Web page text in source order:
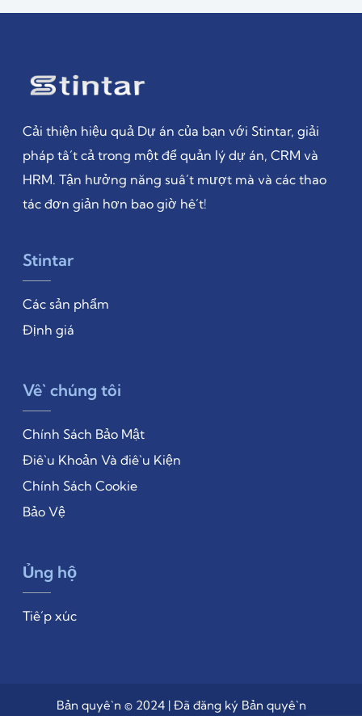
Cải thiện hiệu quả Dự án của bạn với Stintar, giải
pháp tất cả trong một để quản lý dự án, CRM và
HRM. Tận hưởng năng suất mượt mà và các thao
tác đơn giản hơn bao giờ hết!
Stintar
Các sản phẩm
Định giá
Về chúng tôi
Chính Sách Bảo Mật
Điều Khoản Và điều Kiện
Chính Sách Cookie
Bảo Vệ
Ủng hộ
Tiếp xúc
Bản quyền © 2024 | Đã đăng ký Bản quyền